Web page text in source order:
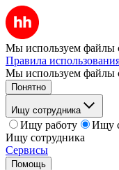
Мы используем файлы
Правила
Мы используем файлы
Понятно
Ищу сотрудника
Ищу работу
Ищу
Ищу сотрудника
Сервисы
Помощь